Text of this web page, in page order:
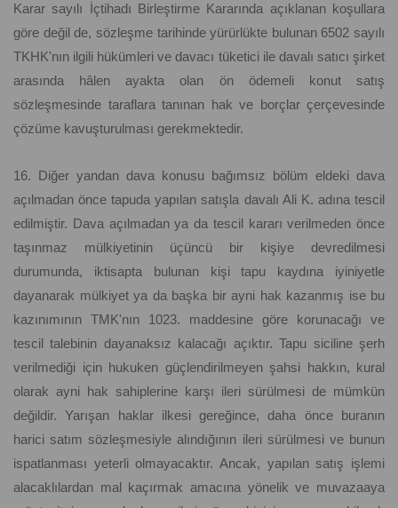
Karar sayılı İçtihadı Birleştirme Kararında açıklanan koşullara
göre değil de, sözleşme tarihinde yürürlükte bulunan 6502 sayılı
TKHK'nın ilgili hükümleri ve davacı tüketici ile davalı satıcı şirket
arasında hâlen ayakta olan ön ödemeli konut satış
sözleşmesinde taraflara tanınan hak ve borçlar çerçevesinde
çözüme kavuşturulması gerekmektedir.
16. Diğer yandan dava konusu bağımsız bölüm eldeki dava
açılmadan önce tapuda yapılan satışla davalı Ali K. adına tescil
edilmiştir. Dava açılmadan ya da tescil kararı verilmeden önce
taşınmaz mülkiyetinin üçüncü bir kişiye devredilmesi
durumunda, iktisapta bulunan kişi tapu kaydına iyiniyetle
dayanarak mülkiyet ya da başka bir ayni hak kazanmış ise bu
kazınımının TMK'nın 1023. maddesine göre korunacağı ve
tescil talebinin dayanaksız kalacağı açıktır. Tapu siciline şerh
verilmediği için hukuken güçlendirilmeyen şahsi hakkın, kural
olarak ayni hak sahiplerine karşı ileri sürülmesi de mümkün
değildir. Yarışan haklar ilkesi gereğince, daha önce buranın
harici satım sözleşmesiyle alındığının ileri sürülmesi ve bunun
ispatlanması yeterli olmayacaktır. Ancak, yapılan satış işlemi
alacaklılardan mal kaçırmak amacına yönelik ve muvazaaya